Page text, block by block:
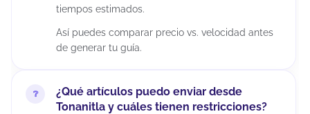
tiempos estimados.
Así puedes comparar precio vs. velocidad antes
de generar tu guía.
¿Qué artículos puedo enviar desde
Tonanitla y cuáles tienen restricciones?